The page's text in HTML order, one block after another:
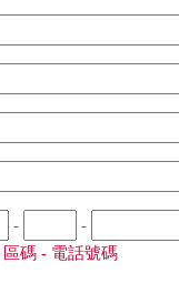
-
-
區碼 - 電話號碼